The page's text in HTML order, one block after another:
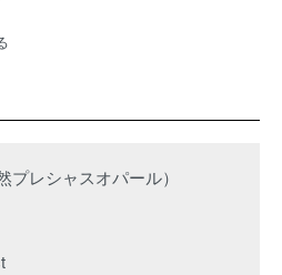
レシャスオパール）